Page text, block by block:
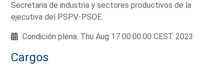
Secretaria de industria y sectores productivos de la
ejecutiva del PSPV-PSOE.
Condición plena: Thu Aug 17 00:00:00 CEST 2023
Cargos